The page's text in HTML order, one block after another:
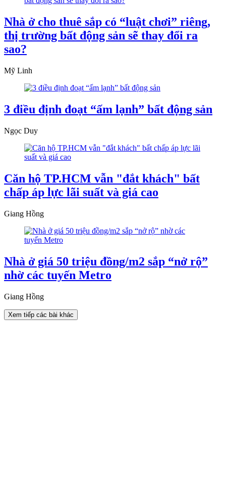
Nhà ở cho thuê sắp có “luật chơi” riêng,
thị trường bất động sản sẽ thay đổi ra
sao?
Mỹ Linh
3 điều định đoạt “ấm lạnh” bất động sản
Ngọc Duy
Căn hộ TP.HCM vẫn "đắt khách" bất
chấp áp lực lãi suất và giá cao
Giang Hồng
Nhà ở giá 50 triệu đồng/m2 sắp “nở rộ”
nhờ các tuyến Metro
Giang Hồng
Xem tiếp các bài khác